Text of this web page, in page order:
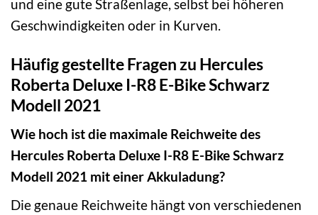
und eine gute Straßenlage, selbst bei höheren
Geschwindigkeiten oder in Kurven.
Häufig gestellte Fragen zu Hercules
Roberta Deluxe I-R8 E-Bike Schwarz
Modell 2021
Wie hoch ist die maximale Reichweite des
Hercules Roberta Deluxe I-R8 E-Bike Schwarz
Modell 2021 mit einer Akkuladung?
Die genaue Reichweite hängt von verschiedenen